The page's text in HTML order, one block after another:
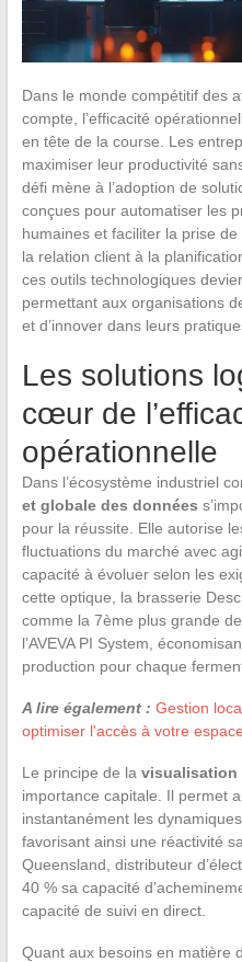
Dans le monde compétitif des
compte, l’efficacité
en tête de la course. Les
maximiser leur productivité
défi mène à l’adoption de
conçues pour automatiser les
humaines et faciliter la prise
la relation client à la
ces outils technologiques
permettant aux organisations
et d’innover dans leurs
Les solutions
cœur de
opérationnelle
Dans l’écosystème industriel
et globale des données
pour la réussite. Elle autorise
fluctuations du marché avec
capacité à évoluer selon les
cette optique, la brasserie
comme la 7ème plus grande
l’AVEVA PI System,
production pour chaque
A lire également : Gestion
optimiser l'accès à votre
Le principe de la visualisation
importance capitale. Il permet
instantanément les
favorisant ainsi une réactivité
Queensland, distributeur
40 % sa capacité
capacité de suivi en direct.
Quant aux besoins en matière